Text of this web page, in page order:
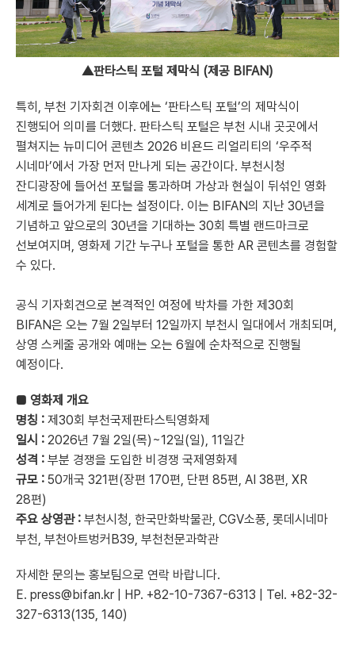
▲판타스틱 포털 제막식 (제공 BIFAN)
특히, 부천 기자회견 이후에는 ‘판타스틱 포털’의 제막식이
진행되어 의미를 더했다. 판타스틱 포털은 부천 시내 곳곳에서
펼쳐지는 뉴미디어 콘텐츠 2026 비욘드 리얼리티의 ‘우주적
시네마’에서 가장 먼저 만나게 되는 공간이다. 부천시청
잔디광장에 들어선 포털을 통과하며 가상과 현실이 뒤섞인 영화
세계로 들어가게 된다는 설정이다. 이는 BIFAN의 지난 30년을
기념하고 앞으로의 30년을 기대하는 30회 특별 랜드마크로
선보여지며, 영화제 기간 누구나 포털을 통한 AR 콘텐츠를 경험할
수 있다.
공식 기자회견으로 본격적인 여정에 박차를 가한 제30회
BIFAN은 오는 7월 2일부터 12일까지 부천시 일대에서 개최되며,
상영 스케줄 공개와 예매는 오는 6월에 순차적으로 진행될
예정이다.
■ 영화제 개요
명칭 : 제30회 부천국제판타스틱영화제
일시 : 2026년 7월 2일(목)~12일(일), 11일간
성격 : 부분 경쟁을 도입한 비경쟁 국제영화제
규모 : 50개국 321편(장편 170편, 단편 85편, AI 38편, XR
28편)
주요 상영관 : 부천시청, 한국만화박물관, CGV소풍, 롯데시네마
부천, 부천아트벙커B39, 부천천문과학관
자세한 문의는 홍보팀으로 연락 바랍니다.
E. press@bifan.kr | HP. +82-10-7367-6313 | Tel. +82-32-
327-6313(135, 140)